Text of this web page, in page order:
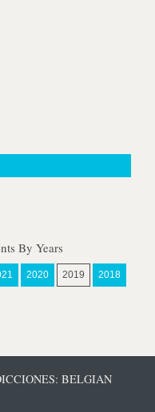
By Years
2020 2019 2018
BELGIAN